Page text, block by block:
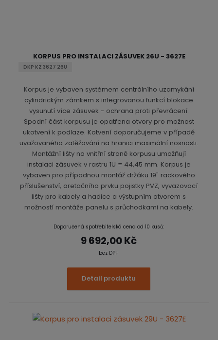
KORPUS PRO INSTALACI ZÁSUVEK 26U - 3627E
DKP KZ 3627 26U
Korpus je vybaven systémem centrálního uzamykání
cylindrickým zámkem s integrovanou funkcí blokace
vysunutí více zásuvek - ochrana proti převrácení.
Spodní část korpusu je opatřena otvory pro možnost
ukotvení k podlaze. Kotvení doporučujeme v případě
uvažovaného zatěžování na hranici maximální nosnosti.
Montážní lišty na vnitřní straně korpusu umožňují
instalaci zásuvek v rastru 1U = 44,45 mm. Korpus je
vybaven pro případnou montáž držáku 19" rackového
příslušenství, aretačního prvku pojistky PVZ, vyvazovací
lišty pro kabely a hadice a výstupním otvorem s
možností montáže panelu s průchodkami na kabely.
Doporučená spotřebitelská cena od 10 kusů:
9 692,00 Kč
bez DPH
Detail produktu